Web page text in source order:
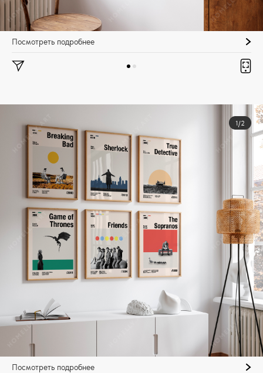
Посмотреть подробнее
1/2
Посмотреть подробнее